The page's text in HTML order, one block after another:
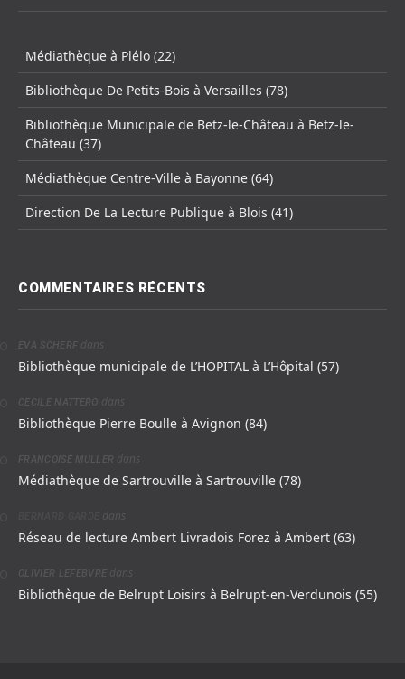
Médiathèque à Plélo (22)
Bibliothèque De Petits-Bois à Versailles (78)
Bibliothèque Municipale de Betz-le-Château à Betz-le-
Château (37)
Médiathèque Centre-Ville à Bayonne (64)
Direction De La Lecture Publique à Blois (41)
COMMENTAIRES RÉCENTS
EVA SCHERF dans
Bibliothèque municipale de L’HOPITAL à L’Hôpital (57)
CÉCILE NATTERO dans
Bibliothèque Pierre Boulle à Avignon (84)
FRANCOISE MULLER dans
Médiathèque de Sartrouville à Sartrouville (78)
dans
Réseau de lecture Ambert Livradois Forez à Ambert (63)
OLIVIER LEFEBVRE dans
Bibliothèque de Belrupt Loisirs à Belrupt-en-Verdunois (55)